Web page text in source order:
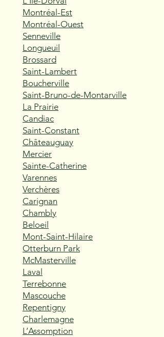
Montréal-Est
Montréal-Ouest
Senneville
Longueuil
Brossard
Saint-Lambert
Boucherville
Saint-Bruno-de-Montarville
La Prairie
Candiac
Saint-Constant
Châteauguay
Mercier
Sainte-Catherine
Varennes
Verchères
Carignan
Chambly
Beloeil
Mont-Saint-Hilaire
Otterburn Park
McMasterville
Laval
Terrebonne
Mascouche
Repentigny
Charlemagne
L’Assomption